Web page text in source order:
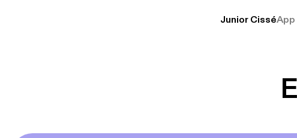
trabajo ya que estoy
Junior Cissé